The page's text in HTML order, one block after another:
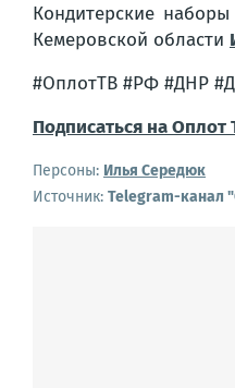
Кондитерские
Кемеровской области
#ОплотТВ #РФ #ДНР
Подписаться на Оплот
Персоны: Илья Середюк
Источник: Telegram-канал